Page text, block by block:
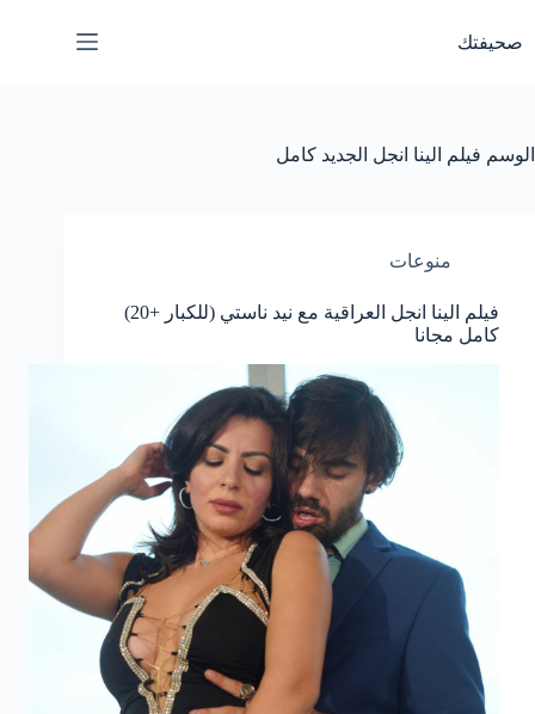
المحتوى
صحيفتك
الوسم فيلم الينا انجل الجديد كامل
منوعات
فيلم الينا انجل العراقية مع نيد ناستي (للكبار +20)
كامل مجانا